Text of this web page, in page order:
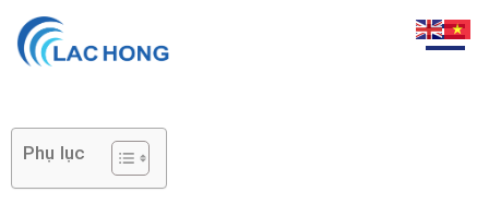
Phụ lục